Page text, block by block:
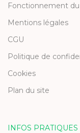
Fonctionnement
Mentions légales
CGU
Politique de
Cookies
Plan du site
INFOS PRATIQUES